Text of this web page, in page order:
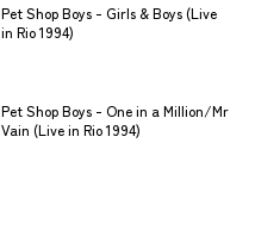
Pet Shop Boys - Girls & Boys (Live
in Rio 1994)
Pet Shop Boys - One in a Million/Mr
Vain (Live in Rio 1994)